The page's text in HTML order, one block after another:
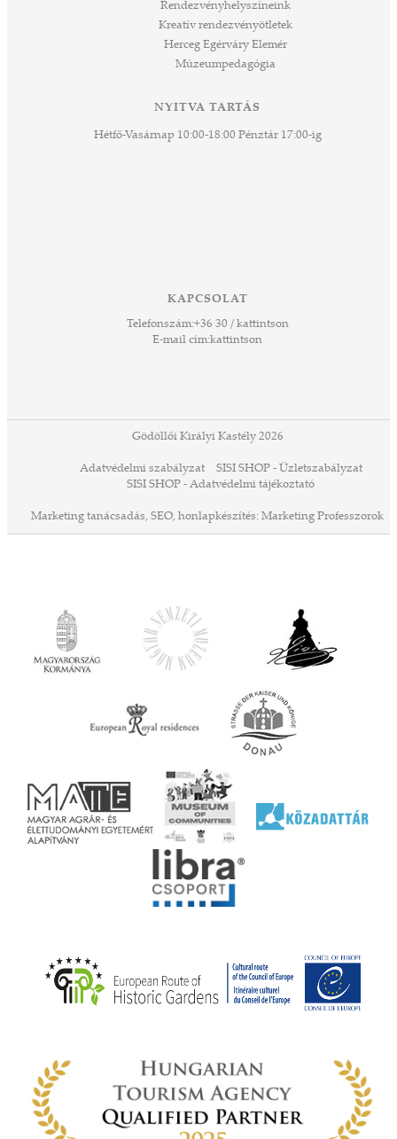
Rendezvényhelyszíneink
Kreatív rendezvényötletek
Herceg Egérváry Elemér
Múzeumpedagógia
NYITVA TARTÁS
Hétfő-Vasárnap 10:00-18:00 Pénztár 17:00-ig
KAPCSOLAT
Telefonszám:+36 30 / kattintson
E-mail cím:kattintson
Gödöllői Királyi Kastély 2026
Adatvédelmi szabályzat
SISI SHOP - Üzletszabályzat
SISI SHOP - Adatvédelmi tájékoztató
Marketing tanácsadás, SEO, honlapkészítés: Marketing Professzorok